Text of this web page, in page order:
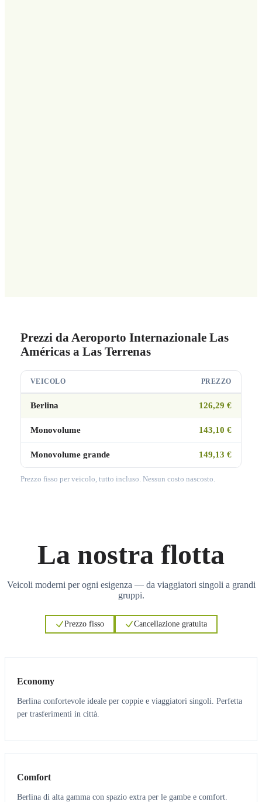
Prezzi da Aeroporto Internazionale Las
Américas a Las Terrenas
VEICOLO PREZZO
Berlina 126,29 €
Monovolume 143,10 €
Monovolume grande 149,13 €
Prezzo fisso per veicolo, tutto incluso. Nessun costo nascosto.
La nostra flotta
Veicoli moderni per ogni esigenza — da viaggiatori singoli a grandi
gruppi.
Prezzo fisso Cancellazione gratuita
Economy
Berlina confortevole ideale per coppie e viaggiatori singoli. Perfetta
per trasferimenti in città.
3 3
Comfort
Berlina di alta gamma con spazio extra per le gambe e comfort.